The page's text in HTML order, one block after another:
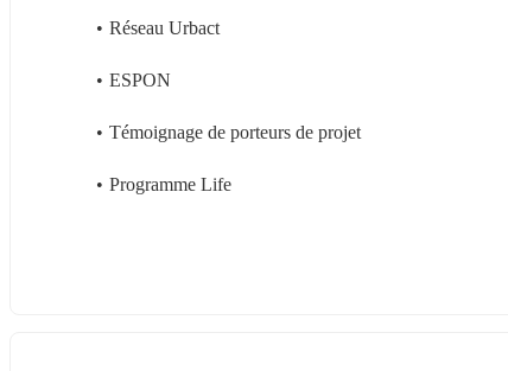
Réseau Urbact
ESPON
Témoignage de porteurs de projet
Programme Life